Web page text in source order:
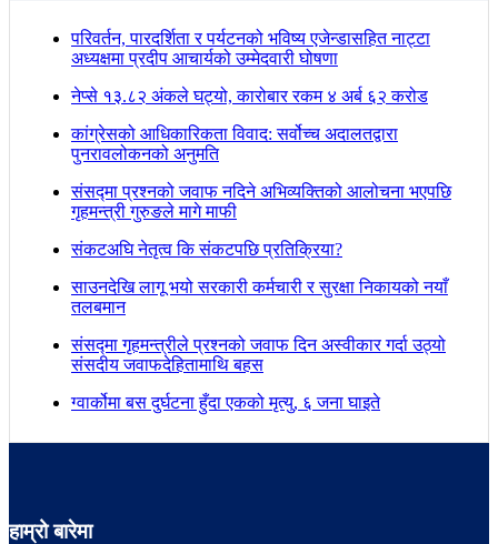
परिवर्तन, पारदर्शिता र पर्यटनको भविष्य एजेन्डासहित नाट्टा
अध्यक्षमा प्रदीप आचार्यको उम्मेदवारी घोषणा
नेप्से १३.८२ अंकले घट्यो, कारोबार रकम ४ अर्ब ६२ करोड
कांग्रेसको आधिकारिकता विवाद: सर्वोच्च अदालतद्वारा
पुनरावलोकनको अनुमति
संसद्मा प्रश्नको जवाफ नदिने अभिव्यक्तिको आलोचना भएपछि
गृहमन्त्री गुरुङले मागे माफी
संकटअघि नेतृत्व कि संकटपछि प्रतिक्रिया?
साउनदेखि लागू भयो सरकारी कर्मचारी र सुरक्षा निकायको नयाँ
तलबमान
संसद्मा गृहमन्त्रीले प्रश्नको जवाफ दिन अस्वीकार गर्दा उठ्यो
संसदीय जवाफदेहितामाथि बहस
ग्वार्कोमा बस दुर्घटना हुँदा एकको मृत्यु, ६ जना घाइते
हाम्रो बारेमा